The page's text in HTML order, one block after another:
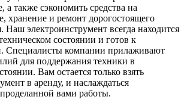
а также сэкономить средства на
хранение и ремонт дорогостоящего
Наш электроинструмент всегда находится
состоянии и готов к
Специалисты компании прилаживают
для поддержания техники в
Вам остается только взять
в аренду, и наслаждаться
проделанной вами работы.